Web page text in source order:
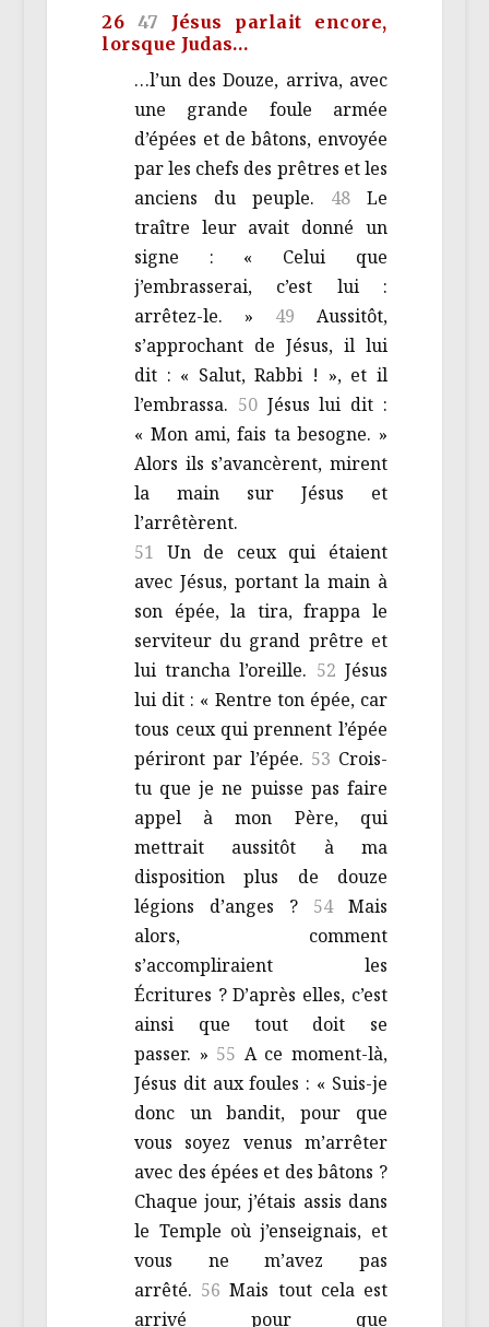
26 47 Jésus parlait encore,
lorsque Judas…
…l’un des Douze, arriva, avec
une grande foule armée
d’épées et de bâtons, envoyée
par les chefs des prêtres et les
anciens du peuple. 48 Le
traître leur avait donné un
signe : « Celui que
j’embrasserai, c’est lui :
arrêtez-le. » 49 Aussitôt,
s’approchant de Jésus, il lui
dit : « Salut, Rabbi ! », et il
l’embrassa. 50 Jésus lui dit :
« Mon ami, fais ta besogne. »
Alors ils s’avancèrent, mirent
la main sur Jésus et
l’arrêtèrent.
51 Un de ceux qui étaient
avec Jésus, portant la main à
son épée, la tira, frappa le
serviteur du grand prêtre et
lui trancha l’oreille. 52 Jésus
lui dit : « Rentre ton épée, car
tous ceux qui prennent l’épée
périront par l’épée. 53 Crois-
tu que je ne puisse pas faire
appel à mon Père, qui
mettrait aussitôt à ma
disposition plus de douze
légions d’anges ? 54 Mais
alors, comment
s’accompliraient les
Écritures ? D’après elles, c’est
ainsi que tout doit se
passer. » 55 A ce moment-là,
Jésus dit aux foules : « Suis-je
donc un bandit, pour que
vous soyez venus m’arrêter
avec des épées et des bâtons ?
Chaque jour, j’étais assis dans
le Temple où j’enseignais, et
vous ne m’avez pas
arrêté. 56Mais tout cela est
arrivé pour que